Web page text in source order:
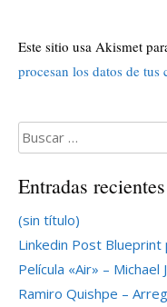
Este sitio usa Akismet
procesan los datos de tus
Buscar:
Entradas recientes
(sin título)
Linkedin Post Blueprint
Película «Air» –
Ramiro Quishpe –